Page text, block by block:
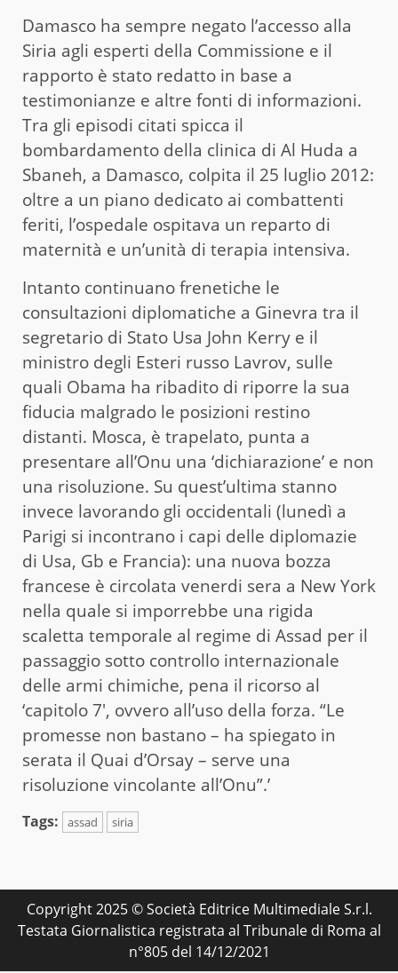
Damasco ha sempre negato l’accesso alla
Siria agli esperti della Commissione e il
rapporto è stato redatto in base a
testimonianze e altre fonti di informazioni.
Tra gli episodi citati spicca il
bombardamento della clinica di Al Huda a
Sbaneh, a Damasco, colpita il 25 luglio 2012:
oltre a un piano dedicato ai combattenti
feriti, l’ospedale ospitava un reparto di
maternità e un’unità di terapia intensiva.
Intanto continuano frenetiche le
consultazioni diplomatiche a Ginevra tra il
segretario di Stato Usa John Kerry e il
ministro degli Esteri russo Lavrov, sulle
quali Obama ha ribadito di riporre la sua
fiducia malgrado le posizioni restino
distanti. Mosca, è trapelato, punta a
presentare all’Onu una ‘dichiarazione’ e non
una risoluzione. Su quest’ultima stanno
invece lavorando gli occidentali (lunedì a
Parigi si incontrano i capi delle diplomazie
di Usa, Gb e Francia): una nuova bozza
francese è circolata venerdi sera a New York
nella quale si imporrebbe una rigida
scaletta temporale al regime di Assad per il
passaggio sotto controllo internazionale
delle armi chimiche, pena il ricorso al
‘capitolo 7′, ovvero all’uso della forza. “Le
promesse non bastano – ha spiegato in
serata il Quai d’Orsay – serve una
risoluzione vincolante all’Onu”.’
Tags: assad siria
Copyright 2025 © Società Editrice Multimediale S.r.l.
Testata Giornalistica registrata al Tribunale di Roma al
n°805 del 14/12/2021